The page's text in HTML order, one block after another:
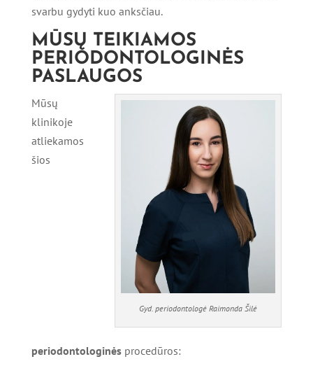
svarbu gydyti kuo anksčiau.
MŪSŲ TEIKIAMOS
PERIODONTOLOGINĖS
PASLAUGOS
Gyd. periodontologė Raimonda Šilė
Mūsų
klinikoje
atliekamos
šios
periodontologinėsprocedūros: